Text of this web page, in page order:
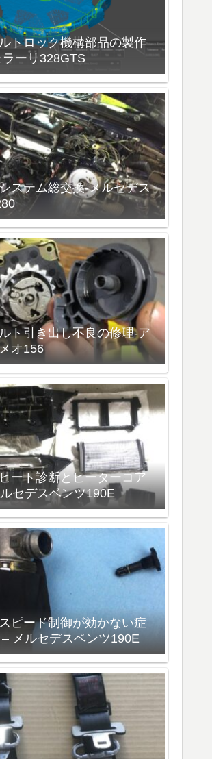
トロック機構部品の製作
ーリ328GTS
ステム総交換-メルセデス
ト引き出し不良の修理-ア
オ156
ート診断とヒーターコア
セデスベンツ190E
ピード制御が効かない症
メルセデスベンツ190E